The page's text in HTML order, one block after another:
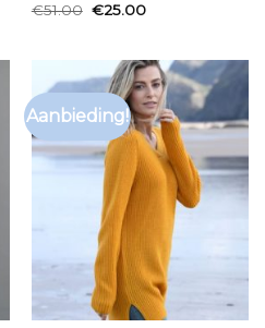
€51.00 €25.00
Aanbieding!